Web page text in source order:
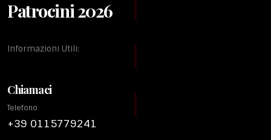
Patrocini 2026
Informazioni Utili:
Chiamaci
Telefono
+39 0115779241